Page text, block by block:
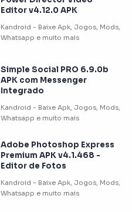
Editor v4.12.0 APK
Simple Social PRO 6.9.0b
APK com Messenger
Integrado
Adobe Photoshop Express
Premium APK v4.1.468 -
Editor de Fotos